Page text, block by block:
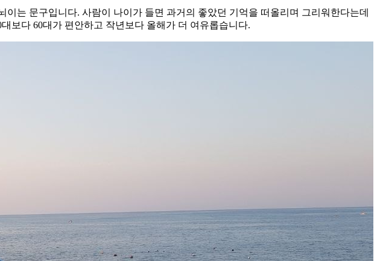
이는 문구입니다. 사람이 나이가 들면 과거의 좋았던 기억을 떠올리며 그리워한다는데
보다 60대가 편안하고 작년보다 올해가 더 여유롭습니다.